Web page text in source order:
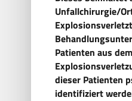
Unfallchirurgie/
Patienten aus
dieser Patienten
identifiziert